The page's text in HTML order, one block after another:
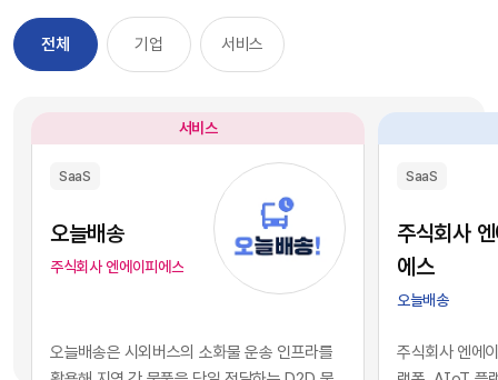
지털 전환을 달성하는 가장 확실한 방법론으로 자
리 잡았습니다.그러나 IT 인프라의 규모가 팽창하
면서 엔터프라이즈 환경에는 심각한 구조적 역설
높이기 위해 도입한 수많은 소프트웨어들이 오히
려 전사적인 데이터의 흐름을 원천적으로 단절시
키는 부작용, 즉 'SaaS 파편화' 현상을 초래한 것
입니다. 각 부서가 자신의 목적에만 부합하는 솔루
션을 파편적으로 채택하고 운용함에 따라, 기업의
핵심 자산인 데이터는 서로 호환되지 않는 수백 개
의 개별 애플리케이션 서버 안에 고립되는 결과를
니다. 특정 부서 단위의 기능적 최적화나 개별 앱의
습니다. 이는
리 기업과 완벽
리즘과 추론
된 기술력과 개
현재의 AI 지
하게 거래되고
게 되었습니다.
다. 경쟁사가
전체 기업 서비스
서비스
SaaS
오늘배송
주식회사 엔에이피에스
오늘배송은 시외버스의 소화물 운송 인프라를
SaaS
주식회사
에스
오늘배송
주식회사 엔에